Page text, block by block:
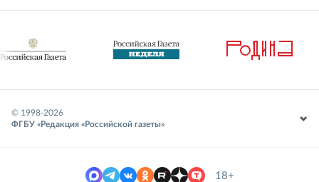
© 1998-2026
ФГБУ «Редакция «Российской газеты»
18+